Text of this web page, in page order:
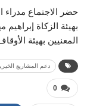
حضر الاجتماع مدراء
بهيئة الزكاة
المعنيين بهيئة
دعم المشاريع
0